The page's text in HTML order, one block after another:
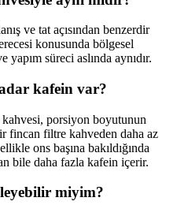
ve tat açısından benzerdir
konusunda bölgesel
yapım süreci aslında aynıdır.
kafein var?
porsiyon boyutunun
fincan filtre kahveden daha az
ons başına bakıldığında
bile daha fazla kafein içerir.
miyim?